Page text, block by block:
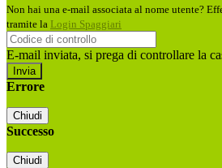
Non hai una e-mail associata al nome utente?
tramite la Login Spaggiari
E-mail inviata, si prega di controllare la
Errore
Chiudi
Successo
Chiudi